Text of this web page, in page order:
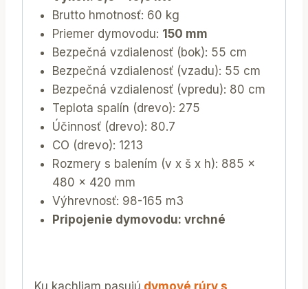
Brutto hmotnosť: 60 kg
Priemer dymovodu: 150 mm
Bezpečná vzdialenosť (bok): 55 cm
Bezpečná vzdialenosť (vzadu): 55 cm
Bezpečná vzdialenosť (vpredu): 80 cm
Teplota spalín (drevo): 275
Účinnosť (drevo): 80.7
CO (drevo): 1213
Rozmery s balením (v x š x h): 885 x
480 x 420 mm
Výhrevnosť: 98-165 m3
Pripojenie dymovodu: vrchné
Ku kachliam pasujú dymové rúry s